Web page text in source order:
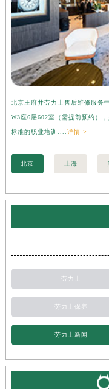
北京王府井劳力士售后维修服务
W3座6层602室（需提前预约）
标准的职业培训.... 详情 >
北京 上海
劳力士
劳力士保养
劳力士新闻